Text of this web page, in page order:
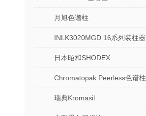
月旭色谱柱
INLK3020MGD 16系列装柱器
日本昭和SHODEX
Chromatopak Peerless色谱柱
瑞典Kromasil